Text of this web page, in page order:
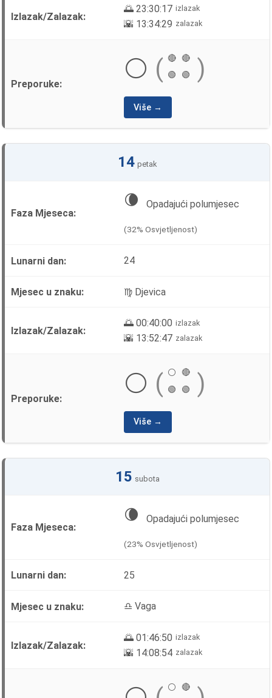
🌅 23:30:17 izlazak
🌇 13:34:29 zalazak
⚪ ( 🔴
🔴
🟢
🟢 )
Više →
14 petak
🌘 Opadajući polumjesec
(32% Osvjetljenost)
24
♍ Djevica
🌅 00:40:00 izlazak
🌇 13:52:47 zalazak
⚪ ( ⚪
🔴
🟢
🟢 )
Više →
15 subota
🌘 Opadajući polumjesec
(23% Osvjetljenost)
25
♎ Vaga
🌅 01:46:50 izlazak
🌇 14:08:54 zalazak
⚪
🔴